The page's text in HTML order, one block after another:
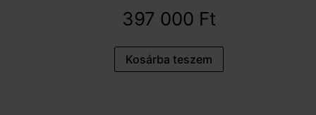
397 000 Ft
Kosárba teszem